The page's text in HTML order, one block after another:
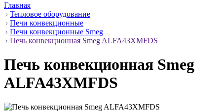
Главная
Тепловое оборудование
Печи конвекционные
Печи конвекционные Smeg
Печь конвекционная Smeg ALFA43XMFDS
Печь конвекционная Smeg
ALFA43XMFDS